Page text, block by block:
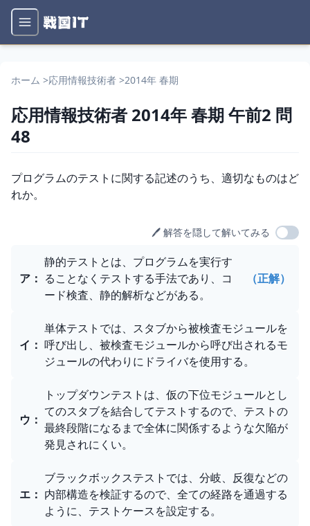
ホーム >応用情報技術者 >2014年 春期
応用情報技術者 2014年 春期午前2 問
48
問題文
プログラムのテストに関する記述のうち、適切なものはど
れか。
🖊️ 解答を隠して解いてみる
選択肢
ア ：
静的テストとは、プログラムを実行す
ることなくテストする手法であり、コ
ード検査、静的解析などがある。
（正解）
イ ：
単体テストでは、スタブから被検査モジュールを
呼び出し、被検査モジュールから呼び出されるモ
ジュールの代わりにドライバを使用する。
ウ ：
トップダウンテストは、仮の下位モジュールとし
てのスタブを結合してテストするので、テストの
最終段階になるまで全体に関係するような欠陥が
発見されにくい。
エ ：
ブラックボックステストでは、分岐、反復などの
内部構造を検証するので、全ての経路を通過する
ように、テストケースを設定する。